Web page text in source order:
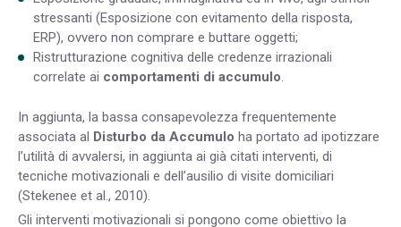
stressanti (Esposizione con evitamento della risposta,
ERP), ovvero non comprare e buttare oggetti;
Ristrutturazione cognitiva delle credenze irrazionali
correlate ai comportamenti di accumulo.
In aggiunta, la bassa consapevolezza frequentemente
associata al Disturbo da Accumulo ha portato ad ipotizzare
l’utilità di avvalersi, in aggiunta ai già citati interventi, di
tecniche motivazionali e dell’ausilio di visite domiciliari
(Stekenee et al., 2010).
Gli interventi motivazionali si pongono come obiettivo la